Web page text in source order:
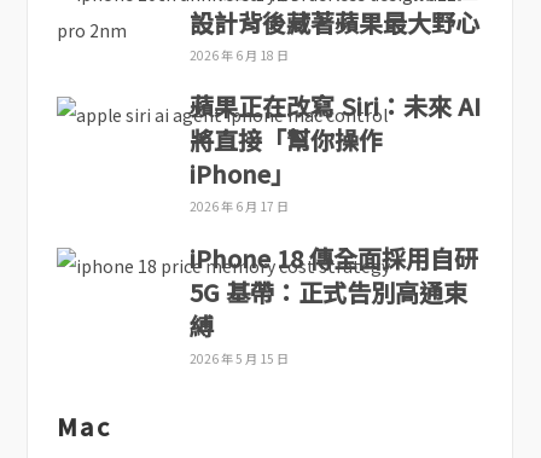
設計背後藏著蘋果最大野心
2026 年 6 月 18 日
蘋果正在改寫 Siri：未來 AI
將直接「幫你操作
iPhone」
2026 年 6 月 17 日
iPhone 18 傳全面採用自研
5G 基帶：正式告別高通束
縛
2026 年 5 月 15 日
Mac